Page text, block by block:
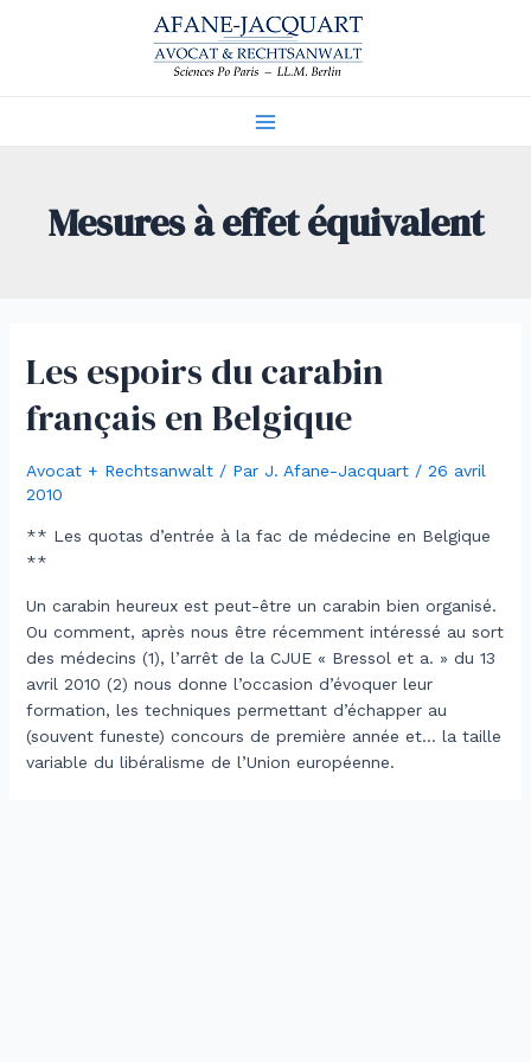
Mesures à effet équivalent
Les espoirs du carabin
français en Belgique
Avocat + Rechtsanwalt/ Par J. Afane-Jacquart / 26 avril
2010
** Les quotas d’entrée à la fac de médecine en Belgique
**
Un carabin heureux est peut-être un carabin bien organisé.
Ou comment, après nous être récemment intéressé au sort
des médecins (1), l’arrêt de la CJUE « Bressol et a. » du 13
avril 2010 (2) nous donne l’occasion d’évoquer leur
formation, les techniques permettant d’échapper au
(souvent funeste) concours de première année et… la taille
variable du libéralisme de l’Union européenne.